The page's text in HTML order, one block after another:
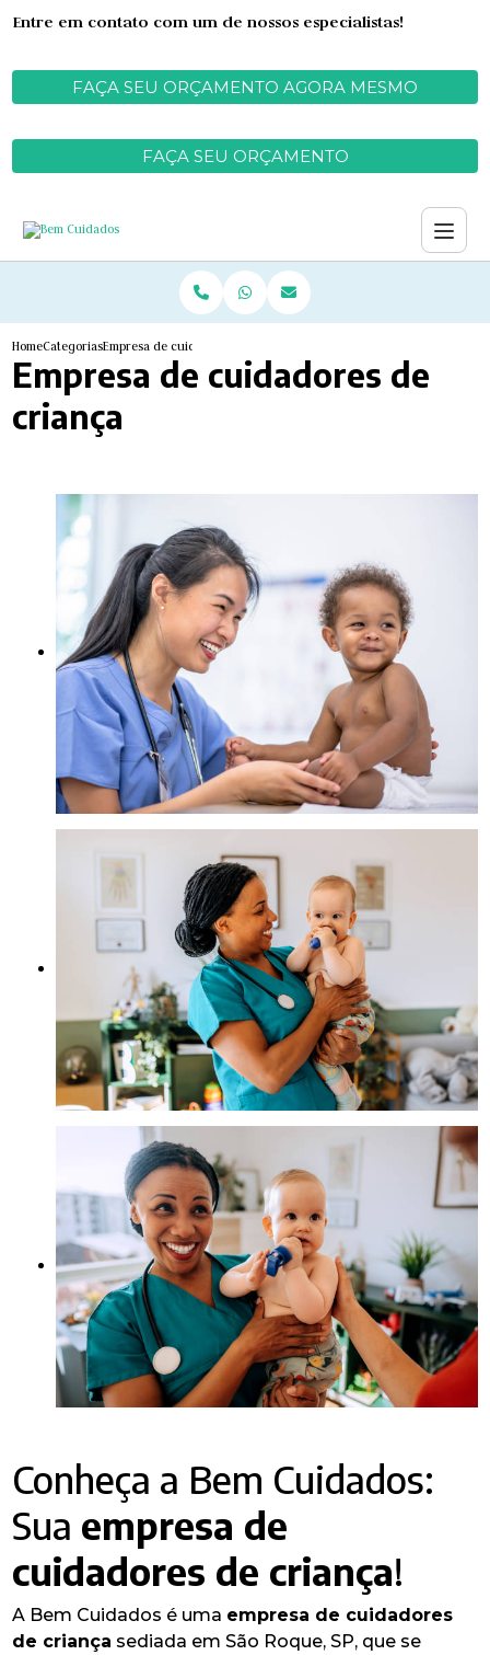
Entre em contato com um de nossos especialistas!
FAÇA SEU ORÇAMENTO AGORA MESMO
FAÇA SEU ORÇAMENTO
HomeCategoriasEmpresa de cuidadores de criança
Empresa de cuidadores de
criança
Conheça a Bem Cuidados:
Sua empresa de
cuidadores de criança!
A Bem Cuidados é uma empresa de cuidadores
de criança sediada em São Roque, SP, que se